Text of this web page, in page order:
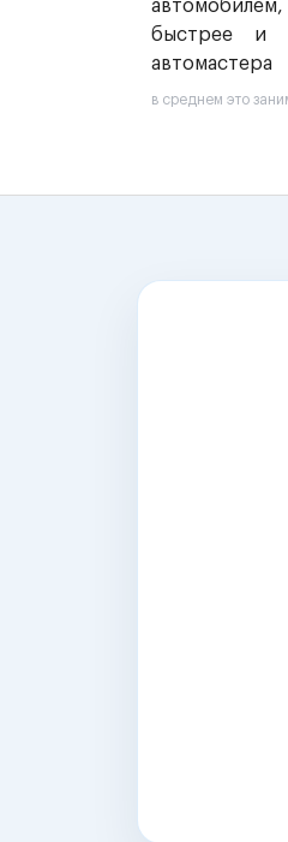
быстрее и
автомастера
в среднем это